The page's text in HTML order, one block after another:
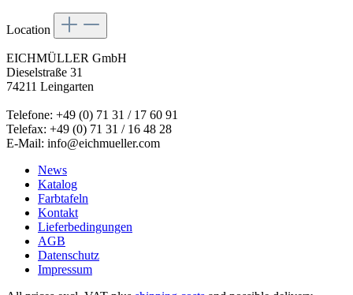
Location
EICHMÜLLER GmbH
Dieselstraße 31
74211 Leingarten
Telefone: +49 (0) 71 31 / 17 60 91
Telefax: +49 (0) 71 31 / 16 48 28
E-Mail: info@eichmueller.com
News
Katalog
Farbtafeln
Kontakt
Lieferbedingungen
AGB
Datenschutz
Impressum